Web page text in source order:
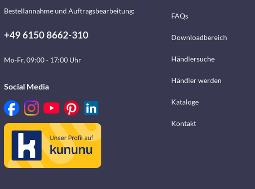
Bestellannahme und Auftragsbearbeitung:
+49 6150 8662-310
Mo-Fr, 09:00 - 17:00 Uhr
Social Media
FAQs
Downloadbereich
Händlersuche
Händler werden
Kataloge
Kontakt